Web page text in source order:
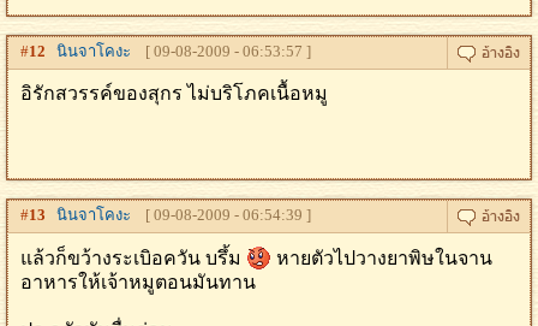
#12 นินจาโคงะ [ 09-08-2009 - 06:53:57 ]
อิรักสวรรค์ของสุกร ไม่บริโภคเนื้อหมู
#13 นินจาโคงะ [ 09-08-2009 - 06:54:39 ]
แล้วก็ขว้างระเบิอควัน บรึ้ม
หายตัวไปวางยาพิษในจาน
อาหารให้เจ้าหมูตอนมันทาน